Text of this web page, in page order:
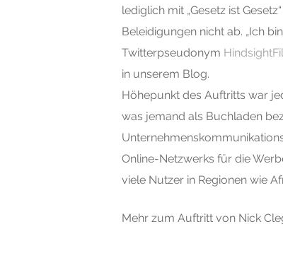
lediglich mit „Gesetz ist
Beleidigungen nicht ab. „Ich
Twitterpseudonym
in unserem Blog.
Höhepunkt des Auftritts war
was jemand als Buchladen
Online-Netzwerks für die
viele Nutzer in Regionen wie
Mehr zum Auftritt von Nick